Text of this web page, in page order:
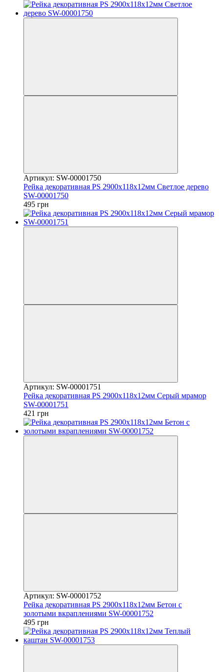
Артикул: SW-00001750
Рейка декоративная PS 2900х118х12мм Светлое дерево
SW-00001750
495 грн
Артикул: SW-00001751
Рейка декоративная PS 2900х118х12мм Серый мрамор
SW-00001751
421 грн
Артикул: SW-00001752
Рейка декоративная PS 2900х118х12мм Бетон с
золотыми вкраплениями SW-00001752
495 грн